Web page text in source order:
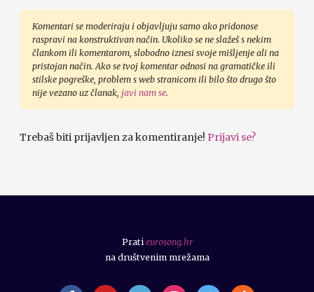
Komentari se moderiraju i objavljuju samo ako pridonose
raspravi na konstruktivan način. Ukoliko se ne slažeš s nekim
člankom ili komentarom, slobodno iznesi svoje mišljenje ali na
pristojan način. Ako se tvoj komentar odnosi na gramatičke ili
stilske pogreške, problem s web stranicom ili bilo što drugo što
nije vezano uz članak, javi nam se.
Trebaš biti prijavljen za komentiranje! Prijavi se?
Prati eurosong.hr
na društvenim mrežama